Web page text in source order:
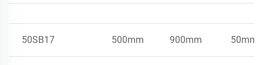
50SB17 500mm 900mm 50mm